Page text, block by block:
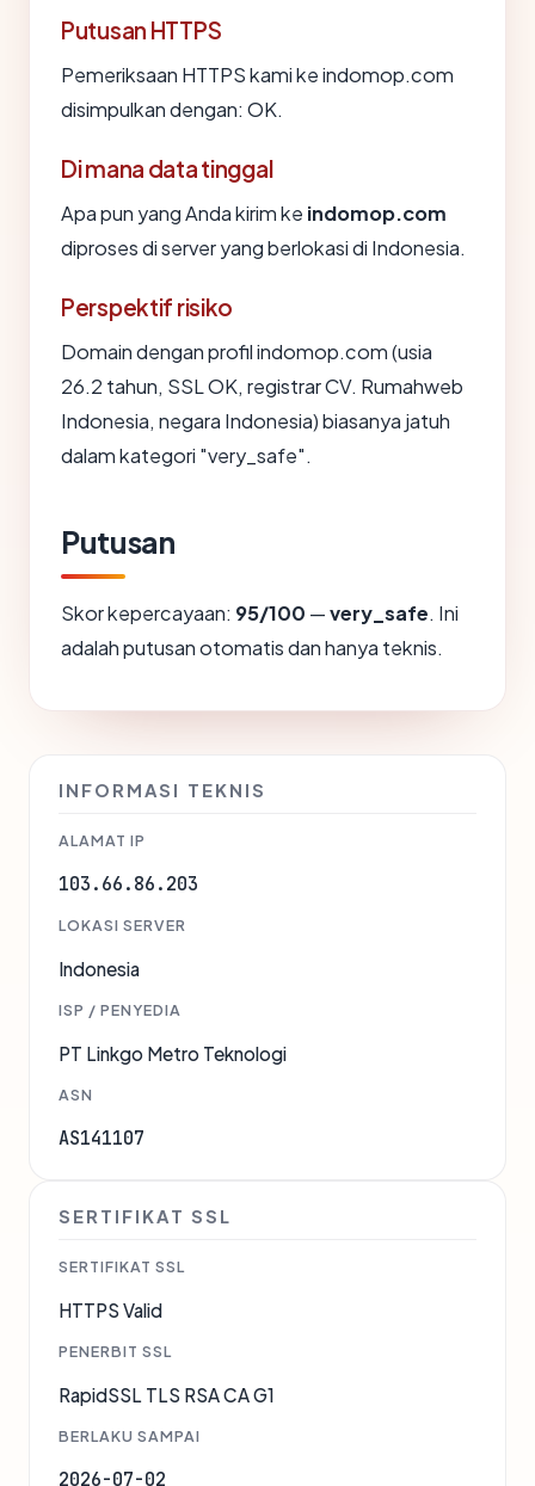
Putusan HTTPS
Pemeriksaan HTTPS kami ke indomop.com
disimpulkan dengan: OK.
Di mana data tinggal
Apa pun yang Anda kirim ke indomop.com
diproses di server yang berlokasi di Indonesia.
Perspektif risiko
Domain dengan profil indomop.com (usia
26.2 tahun, SSL OK, registrar CV. Rumahweb
Indonesia, negara Indonesia) biasanya jatuh
dalam kategori "very_safe".
Putusan
Skor kepercayaan: 95/100 —very_safe. Ini
adalah putusan otomatis dan hanya teknis.
INFORMASI TEKNIS
ALAMAT IP
103.66.86.203
LOKASI SERVER
Indonesia
ISP / PENYEDIA
PT Linkgo Metro Teknologi
ASN
AS141107
SERTIFIKAT SSL
SERTIFIKAT SSL
HTTPS Valid
PENERBIT SSL
RapidSSL TLS RSA CA G1
BERLAKU SAMPAI
2026-07-02